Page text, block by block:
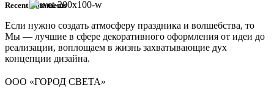
Recent Comments
Если нужно создать атмосферу праздника и волшебства, то
Мы — лучшие в сфере декоративного оформления от идеи до
реализации, воплощаем в жизнь захватывающие дух
концепции дизайна.
ООО «ГОРОД СВЕТА»